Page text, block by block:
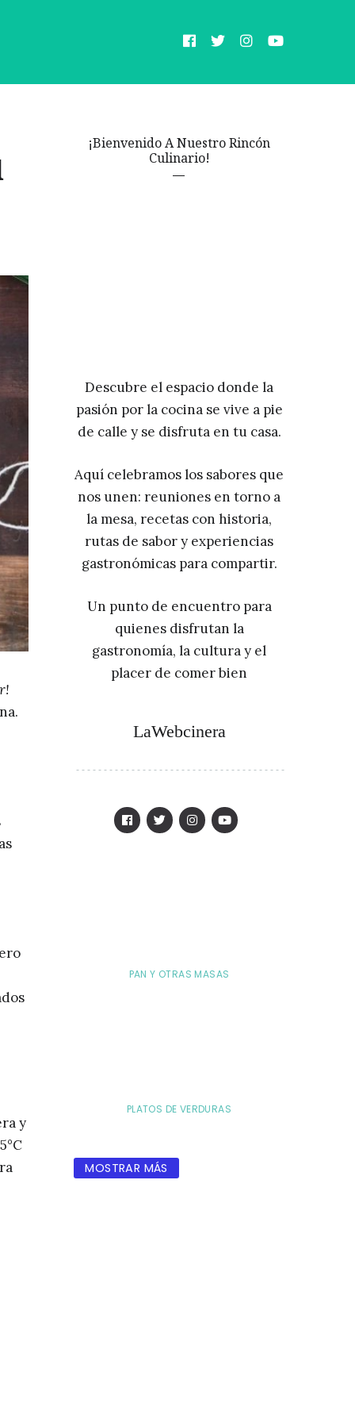
y
¡Bienvenido A Nuestro Rincón
Culinario!
Descubre el espacio donde la
pasión por la cocina se vive a pie
de calle y se disfruta en tu casa.
Aquí celebramos los sabores que
nos unen: reuniones en torno a
la mesa, recetas con historia,
rutas de sabor y experiencias
gastronómicas para compartir.
Un punto de encuentro para
quienes disfrutan la
gastronomía, la cultura y el
placer de comer bien
LaWebcinera
PAN Y OTRAS MASAS
PLATOS DE VERDURAS
MOSTRAR MÁS